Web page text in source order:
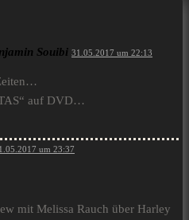
Souibi 31.05.2017 um 22:13
auf DVD…
um 23:37
mit Melissa Rauch über Harley